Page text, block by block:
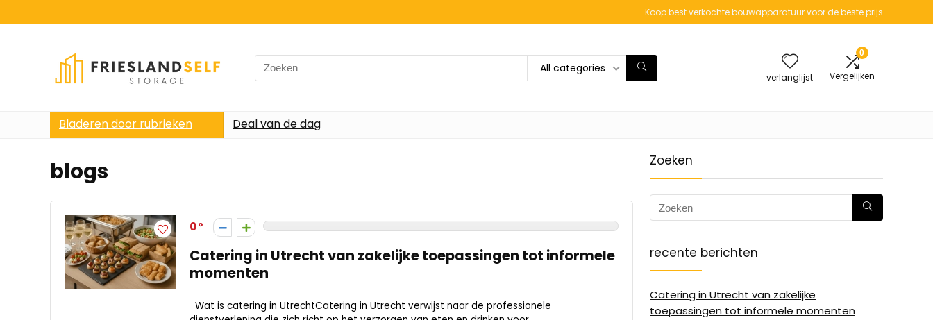
Koop best verkochte bouwapparatuur voor de beste prijs
Search
for:
All categories
verlanglijst
0
Vergelijken
Bladeren door rubrieken Deal van de dag
blogs
0
Catering in Utrecht van zakelijke toepassingen tot informele
momenten
Wat is catering in UtrechtCatering in Utrecht verwijst naar de professionele
Zoeken
recente berichten
Catering in Utrecht van zakelijke
toepassingen tot informele momenten